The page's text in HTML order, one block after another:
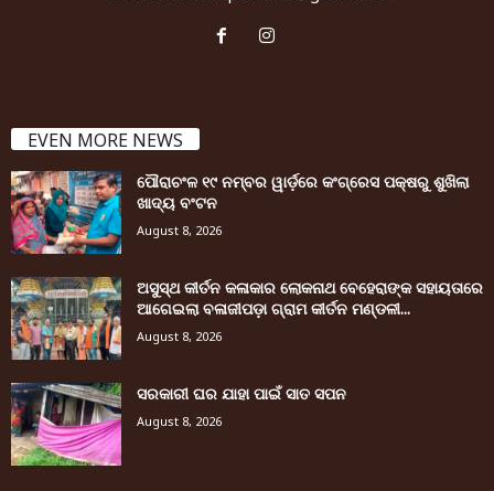
EVEN MORE NEWS
ପୌରାଚଂଳ ୧୯ ନମ୍ବର ୱାର୍ଡ଼ରେ କଂଗ୍ରେସ ପକ୍ଷରୁ ଶୁଖିଲା
ଖାଦ୍ୟ ବଂଟନ
August 8, 2026
ଅସୁସ୍ଥ କୀର୍ତନ କଳାକାର ଲୋକନାଥ ବେହେରାଙ୍କ ସହାୟତାରେ
ଆଗେଇଲା ବଳାଜୀପଡ଼ା ଗ୍ରାମ କୀର୍ତନ ମଣ୍ଡଳୀ...
August 8, 2026
ସରକାରୀ ଘର ଯାହା ପାଇଁ ସାତ ସପନ
August 8, 2026